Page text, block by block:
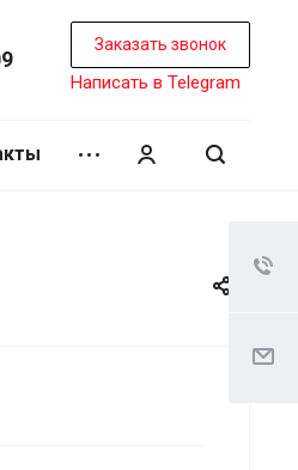
Заказать звонок
Написать в Telegram